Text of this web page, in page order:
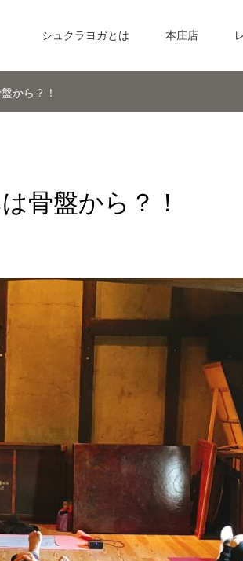
シュクラヨガとは 本庄店
から？！
骨盤から？！